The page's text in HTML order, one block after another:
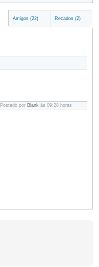
Amigos (22) Recados (2)
Postado por Blankàs 09:28 horas